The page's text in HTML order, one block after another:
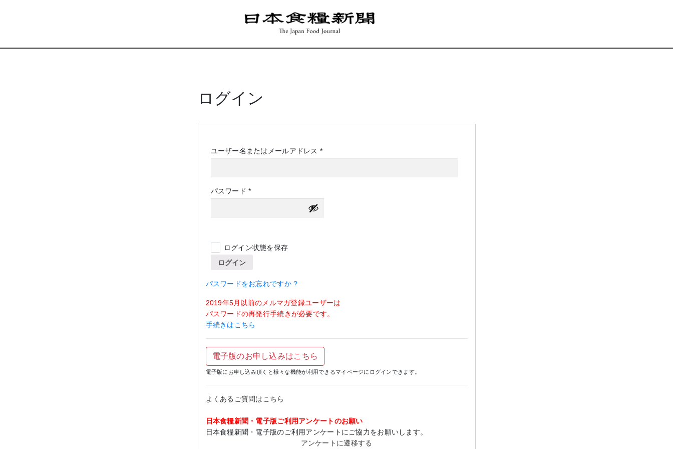
ログイン
ユーザー名またはメールアドレス *必
パスワード*必
須
ログイン状態を保存
ログイン
パスワードをお忘れですか ?
2019年5月以前のメルマガ登録ユーザーは
パスワードの再発行手続きが必要です。
手続きはこちら
電子版のお申し込みはこちら
電子版にお申し込み頂くと様々な機能が利用できるマイページにログインできます。
よくあるご質問はこちら
日本食糧新聞・電子版ご利用アンケートのお願い
日本食糧新聞・電子版のご利用アンケートにご協力をお願いします。
アンケートに遷移する